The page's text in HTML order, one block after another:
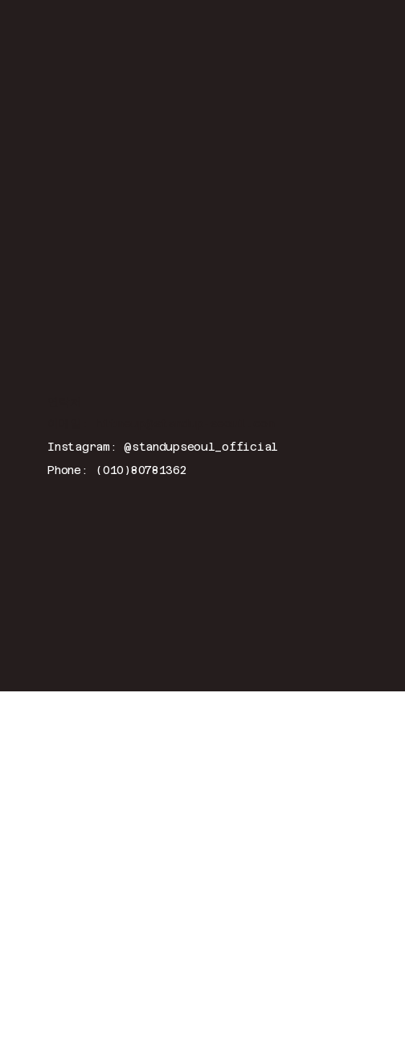
Instagram: @standupseoul_official
Phone: (010)80781362